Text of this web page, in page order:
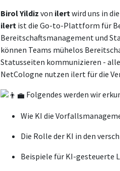
Birol Yildiz von ilertwird uns in
ilert ist die Go-to-Plattform für
Bereitschaftsmanagement und
können Teams mühelos
Statusseiten kommunizieren -
NetCologne nutzen ilert für die
Folgendes werden wir
Wie KI die
Die Rolle der KI in den
Beispiele für KI-gesteuerte